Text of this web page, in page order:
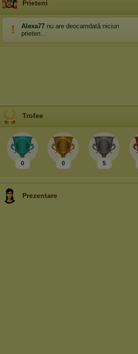
Prieteni
Alexa77 nu are deocamdată niciun
prieten...
Trofee
0 0 5
Prezentare